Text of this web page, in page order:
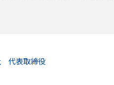
代表取締役